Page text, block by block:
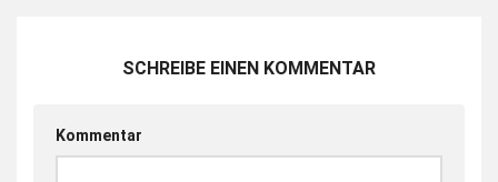
SCHREIBE EINEN KOMMENTAR
Kommentar